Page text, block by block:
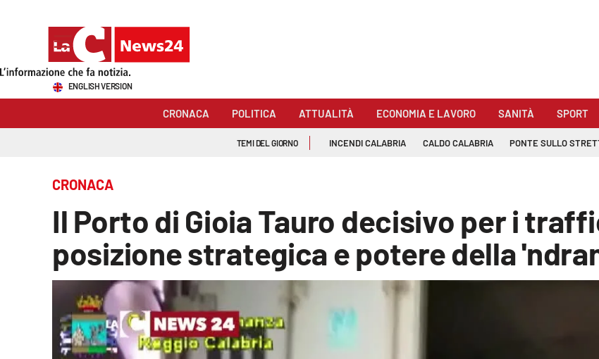
Sezioni
Economia e lavoro
ENGLISH VERSION
CRONACA POLITICA ATTUALITÀ ECONOMIA E LAVORO SANITÀ SPORT
TEMI DEL GIORNO INCENDI CALABRIA CALDO CALABRIA PONTE SULLO
CRONACA
Il Porto di Gioia Tauro decisivo per i
posizione strategica e potere della